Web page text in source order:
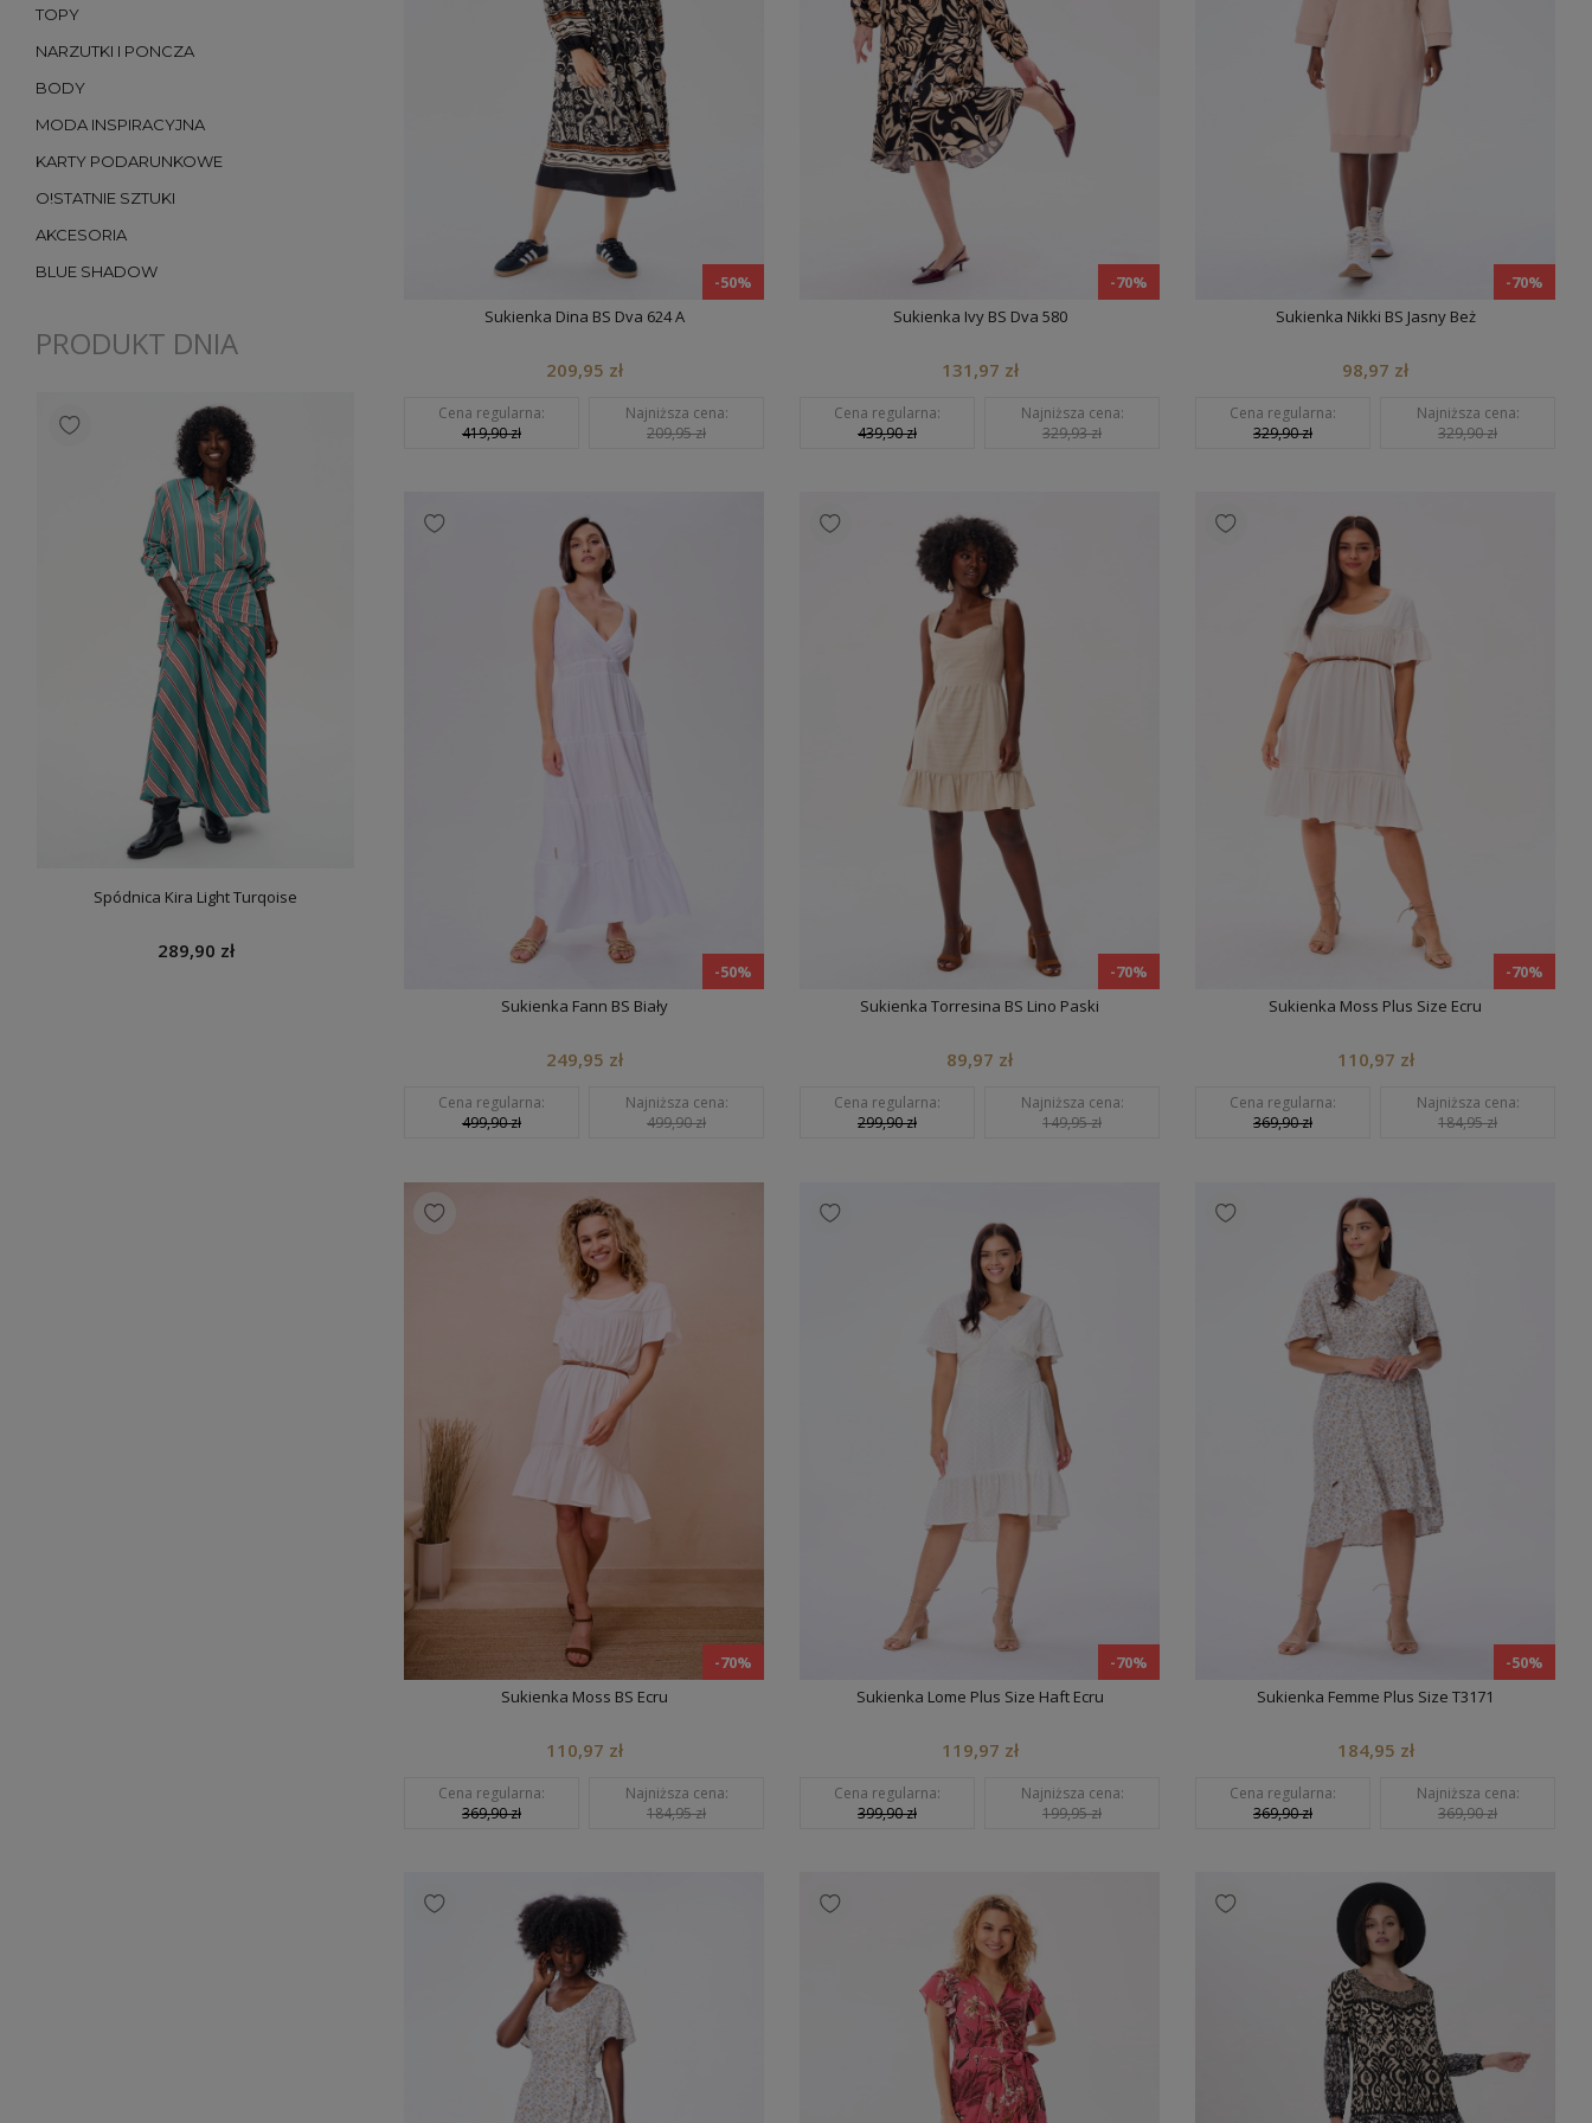
TOPY
NARZUTKI I PONCZA
BODY
MODA INSPIRACYJNA
KARTY PODARUNKOWE
O!STATNIE SZTUKI
AKCESORIA
BLUE SHADOW
PRODUKT DNIA
Spódnica Kira Light Turqoise
289,90 zł
Sukienka Renate Black Kurtka Damska Palermo 2 Off White
659,90 zł
Koszula Damska Sandro Brown
-50%
Sukienka Dina BS Dva 624 A
209,95 zł
Cena regularna:
419,90 zł
Najniższa cena:
209,95 zł
-70%
Sukienka Ivy BS Dva 580
131,97 zł
Cena regularna:
439,90 zł
Najniższa cena:
329,93 zł
-70%
Sukienka Nikki BS Jasny Beż
98,97 zł
Cena regularna:
329,90 zł
Najniższa cena:
329,90 zł
-50%
Sukienka Fann BS Biały
249,95 zł
Cena regularna:
499,90 zł
Najniższa cena:
499,90 zł
-70%
Sukienka Torresina BS Lino Paski
89,97 zł
Cena regularna:
299,90 zł
Najniższa cena:
149,95 zł
-70%
Sukienka Moss Plus Size Ecru
110,97 zł
Cena regularna:
369,90 zł
Najniższa cena:
184,95 zł
-70%
Sukienka Moss BS Ecru
110,97 zł
Cena regularna:
369,90 zł
Najniższa cena:
184,95 zł
-70%
Sukienka Lome Plus Size Haft Ecru
119,97 zł
Cena regularna:
399,90 zł
Najniższa cena:
199,95 zł
-50%
Sukienka Femme Plus Size T3171
184,95 zł
Cena regularna:
369,90 zł
Najniższa cena:
369,90 zł